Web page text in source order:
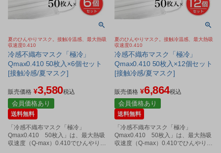
夏のひんやりマスク。接触冷温感、最大熱吸
収速度0.410
冷感不織布マスク「極冷」
Qmax0.410 50枚入×6個セット
[接触冷感/夏マスク]
販売価格 ¥3,580税込
会員価格あり
送料無料
「冷感不織布マスク「極冷」
Qmax0.410 50枚入」は、最大熱吸
収速度（Q-max）0.410でひんやり冷
夏のひんやりマスク。接触冷温感、最大熱吸
収速度0.410
冷感不織布マスク「極冷」
Qmax0.410 50枚入×12個セット
[接触冷感/夏マスク]
販売価格 ¥6,864税込
会員価格あり
送料無料
「冷感不織布マスク「極冷」
Qmax0.410 50枚入」は、最大熱吸
収速度（Q-max）0.410でひんやり冷